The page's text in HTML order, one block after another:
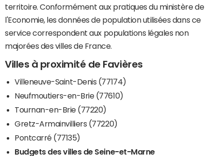
territoire. Conformément aux pratiques du ministère de
l'Economie, les données de population utilisées dans ce
service correspondent aux populations légales non
majorées des villes de France.
Villes à proximité de Favières
Villeneuve-Saint-Denis (77174)
Neufmoutiers-en-Brie (77610)
Tournan-en-Brie (77220)
Gretz-Armainvilliers (77220)
Pontcarré (77135)
Budgets des villes de Seine-et-Marne